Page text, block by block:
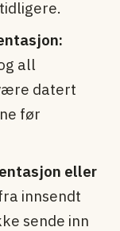
all
datert
før
eller
innsendt
sende inn